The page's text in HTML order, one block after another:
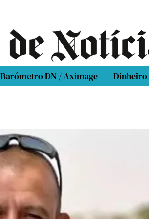
Barómetro DN / Aximage Dinheiro